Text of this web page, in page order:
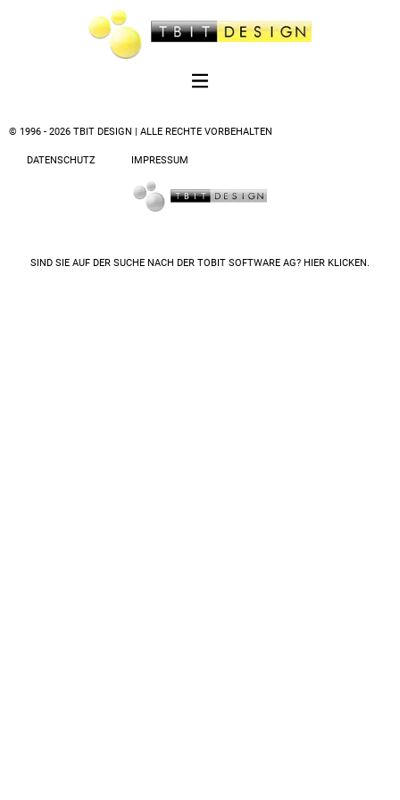
© 1996 - 2026 TBIT DESIGN | ALLE RECHTE VORBEHALTEN
DATENSCHUTZ IMPRESSUM
SIND SIE AUF DER SUCHE NACH DER TOBIT SOFTWARE AG? HIER KLICKEN.